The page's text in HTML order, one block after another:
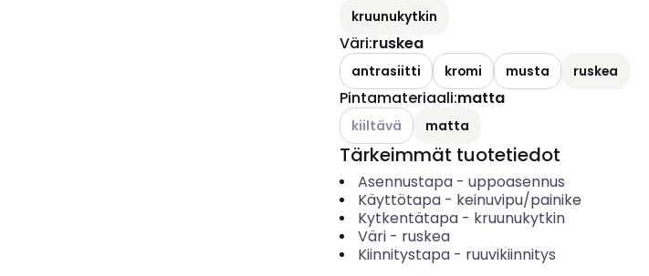
kruunukytkin
Väri:ruskea
antrasiitti kromi musta ruskea
Pintamateriaali:matta
Katso käytettävissä olevat vaihtoehdot
kiiltävä matta
Tärkeimmät tuotetiedot
Asennustapa- uppoasennus
Käyttötapa- keinuvipu/painike
Kytkentätapa- kruunukytkin
Väri- ruskea
Kiinnitystapa- ruuvikiinnitys